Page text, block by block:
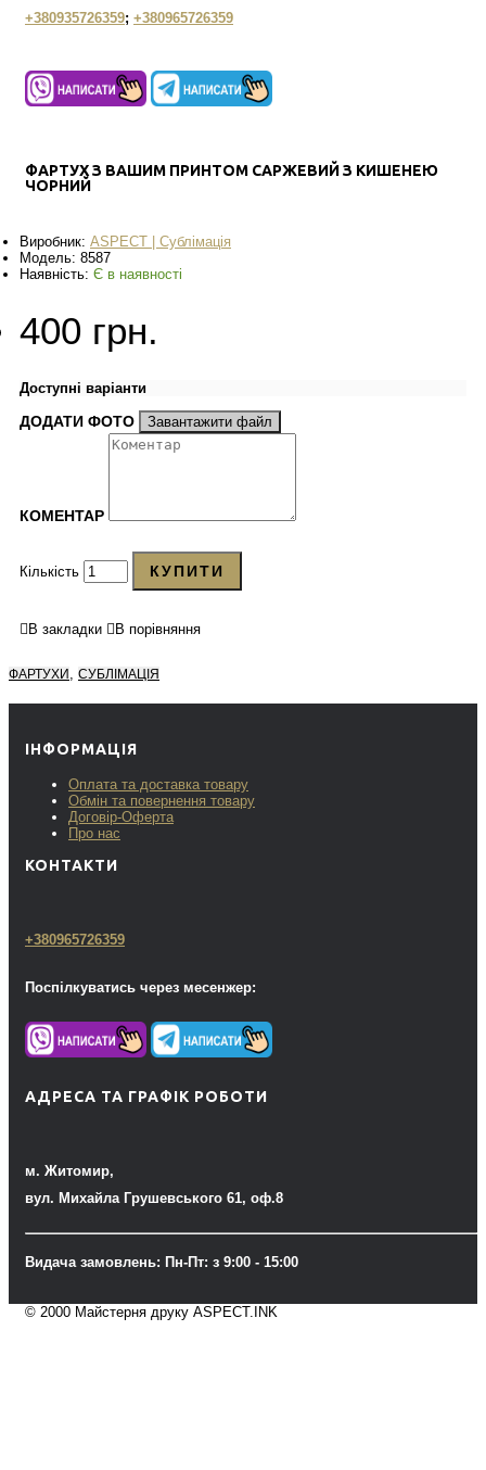
+380935726359; +380965726359
ФАРТУХ З ВАШИМ ПРИНТОМ САРЖЕВИЙ З КИШЕНЕЮ
ЧОРНИЙ
Виробник: ASPECT | Сублімація
Модель: 8587
Наявність: Є в наявності
400 грн.
Доступні варіанти
ДОДАТИ ФОТО Завантажити файл
КОМЕНТАР
Кількість КУПИТИ
В закладки В порівняння
ФАРТУХИ , СУБЛІМАЦІЯ
ІНФОРМАЦІЯ
Оплата та доставка товару
Обмін та повернення товару
Договір-Оферта
Про нас
КОНТАКТИ
+380965726359
Поспілкуватись через месенжер:
АДРЕСА ТА ГРАФІК РОБОТИ
м. Житомир,
вул. Михайла Грушевського 61, оф.8
Видача замовлень: Пн-Пт: з 9:00 - 15:00
© 2000 Майстерня друку ASPECT.INK